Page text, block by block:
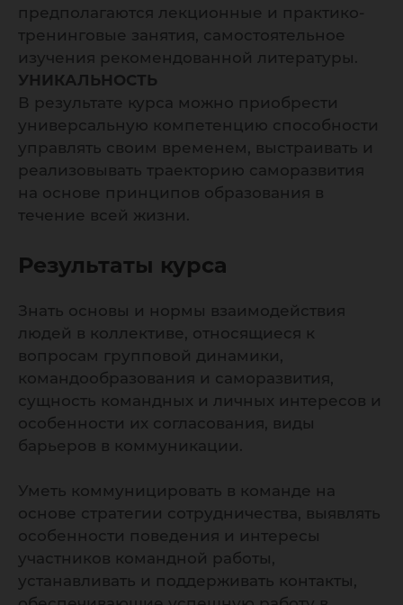
предполагаются лекционные и практико-
тренинговые занятия, самостоятельное
изучения рекомендованной литературы.
УНИКАЛЬНОСТЬ
В результате курса можно приобрести
универсальную компетенцию способности
управлять своим временем, выстраивать и
реализовывать траекторию саморазвития
на основе принципов образования в
течение всей жизни.
Результаты курса
Знать основы и нормы взаимодействия
людей в коллективе, относящиеся к
вопросам групповой динамики,
командообразования и саморазвития,
сущность командных и личных интересов и
особенности их согласования, виды
барьеров в коммуникации.
Уметь коммуницировать в команде на
основе стратегии сотрудничества, выявлять
особенности поведения и интересы
участников командной работы,
устанавливать и поддерживать контакты,